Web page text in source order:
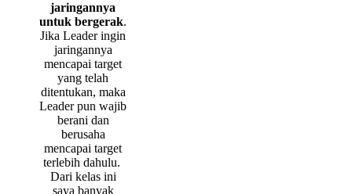
jaringannya
untuk bergerak.
Jika Leader ingin
jaringannya
mencapai target
yang telah
ditentukan, maka
Leader pun wajib
berani dan
berusaha
mencapai target
terlebih dahulu.
Dari kelas ini
saya banyak